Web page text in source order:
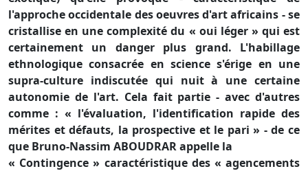
l'approche occidentale des oeuvres d'art africains - se
cristallise en une complexité du « oui léger » qui est
certainement un danger plus grand. L'habillage
ethnologique consacrée en science s'érige en une
supra-culture indiscutée qui nuit à une certaine
autonomie de l'art. Cela fait partie - avec d'autres
comme : « l'évaluation, l'identification rapide des
mérites et défauts, la prospective et le pari » - de ce
que Bruno-Nassim ABOUDRAR appelle la
« Contingence » caractéristique des « agencements